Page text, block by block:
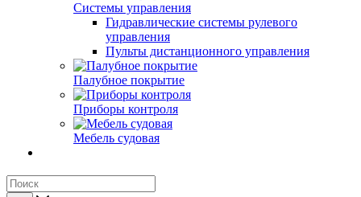
Системы управления
Гидравлические системы рулевого
управления
Пульты дистанционного управления
Палубное покрытие
Приборы контроля
Мебель судовая